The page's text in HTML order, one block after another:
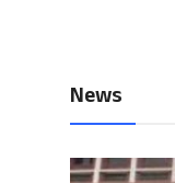
News